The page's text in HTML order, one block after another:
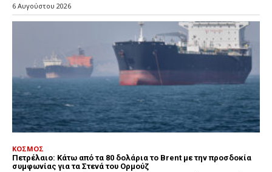
6 Αυγούστου 2026
ΚΟΣΜΟΣ
Πετρέλαιο: Κάτω από τα 80 δολάρια το Brent με την προσδοκία
συμφωνίας για τα Στενά του Ορμούζ